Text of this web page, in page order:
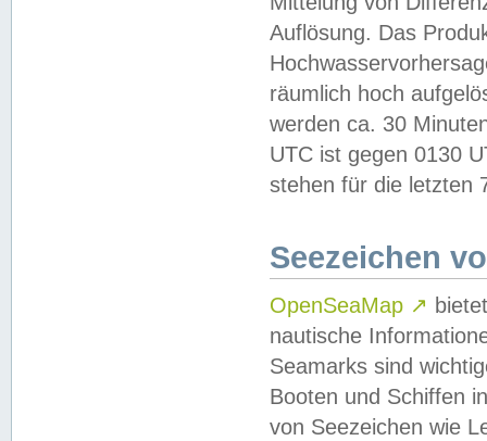
Auflösung. Das
räumlich hoch
werden ca. 30
UTC ist gegen 0130
stehen für die letzten
Seezeichen
OpenSeaMap ↗
nautische
Seamarks sind
Booten und Schiffen
von Seezeichen wie